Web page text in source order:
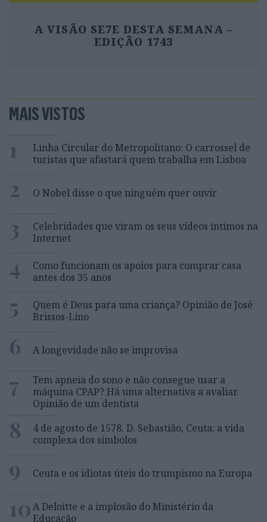
A VISÃO SE7E DESTA SEMANA –
EDIÇÃO 1743
MAIS VISTOS
1
Linha Circular do Metropolitano: O carrossel de
turistas que afastará quem trabalha em Lisboa
2 O Nobel disse o que ninguém quer ouvir
3
Celebridades que viram os seus vídeos íntimos na
Internet
4
Como funcionam os apoios para comprar casa
antes dos 35 anos
5
Quem é Deus para uma criança? Opinião de José
Brissos-Lino
6 A longevidade não se improvisa
7
Tem apneia do sono e não consegue usar a
máquina CPAP? Há uma alternativa a avaliar.
Opinião de um dentista
8
4 de agosto de 1578. D. Sebastião, Ceuta: a vida
complexa dos símbolos
9 Ceuta e os idiotas úteis do trumpismo na Europa
10A Deloitte e a implosão do Ministério da
Educação